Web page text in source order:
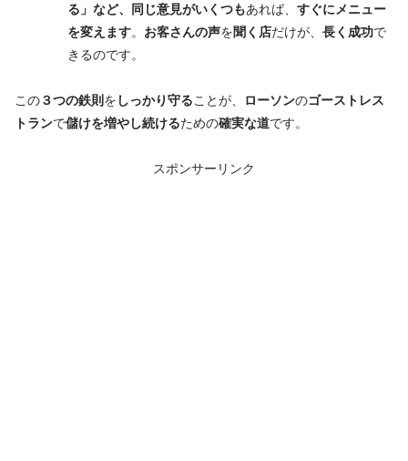
る」など、同じ意見がいくつもあれば、 すぐにメニュー
を変えます。 お客さんの声を聞く店だけが、 長く成功で
きるのです。
この３つの鉄則 を しっかり守ることが、 ローソンのゴーストレス
トランで儲けを増やし続けるための確実な道です。
スポンサーリンク